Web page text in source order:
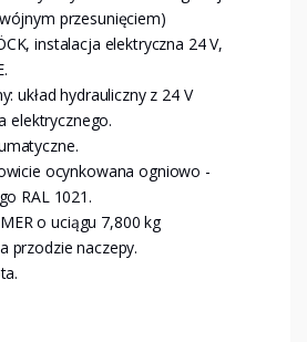
przesunięciem)
instalacja elektryczna 24 V,
układ hydrauliczny z 24 V
elektrycznego.
ocynkowana ogniowo -
RAL 1021.
o uciągu 7,800 kg
przodzie naczepy.